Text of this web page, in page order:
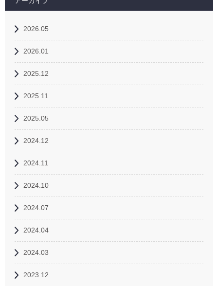
2026.05
2026.01
2025.12
2025.11
2025.05
2024.12
2024.11
2024.10
2024.07
2024.04
2024.03
2023.12